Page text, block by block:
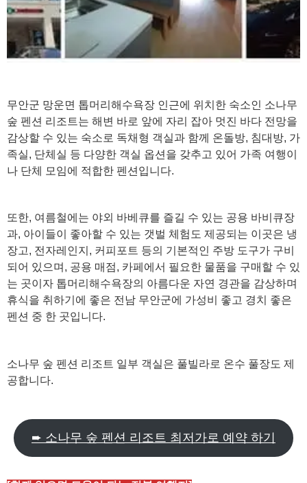
무안군 망운면 톱머리해수욕장 인근에 위치한 숙소인 소나무
숲 펜션 리조트는 해변 바로 앞에 자리 잡아 멋진 바다 전망을
감상할 수 있는 숙소로 독채형 객실과 함께 온돌방, 침대방, 가
족실, 단체실 등 다양한 객실 옵션을 갖추고 있어 가족 여행이
나 단체 모임에 적합한 펜션입니다.
또한, 여름철에는 야외 바베큐를 즐길 수 있는 공용 바비큐장
과, 아이들이 좋아할 수 있는 갯벌 체험도 제공되는 이곳은 냉
장고, 전자레인지, 커피포트 등의 기본적인 주방 도구가 구비
되어 있으며, 공용 매점, 카페에서 필요한 물품을 구매할 수 있
는 곳이자 톱머리해수욕장의 아름다운 자연 경관을 감상하며
휴식을 취하기에 좋은 전남 무안군에 가성비 좋고 경치 좋은
펜션 중 한 곳입니다.
소나무 숲 펜션 리조트 일부 객실은 풀빌라로 온수 풀장도 제
공합니다.
➨ 소나무 숲 펜션 리조트 최저가로 예약 하기